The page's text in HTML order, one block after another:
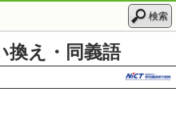
検索
換え・同義語